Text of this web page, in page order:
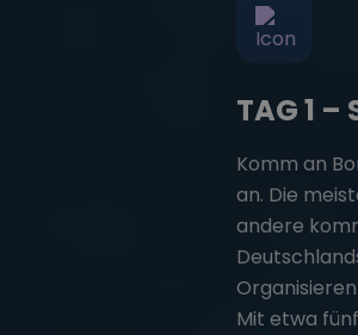
TAG 1
Komm an
an. Die
andere
Mit etwa